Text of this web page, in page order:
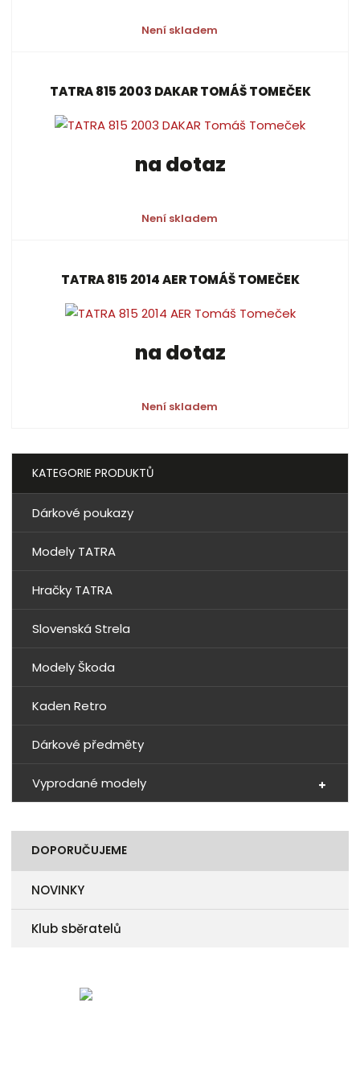
Není skladem
TATRA 815 2003 DAKAR TOMÁŠ TOMEČEK
na dotaz
Není skladem
TATRA 815 2014 AER TOMÁŠ TOMEČEK
na dotaz
Není skladem
KATEGORIE PRODUKTŮ
Dárkové poukazy
Modely TATRA
Hračky TATRA
Slovenská Strela
Modely Škoda
Kaden Retro
Dárkové předměty
Vyprodané modely
DOPORUČUJEME
NOVINKY
Klub sběratelů